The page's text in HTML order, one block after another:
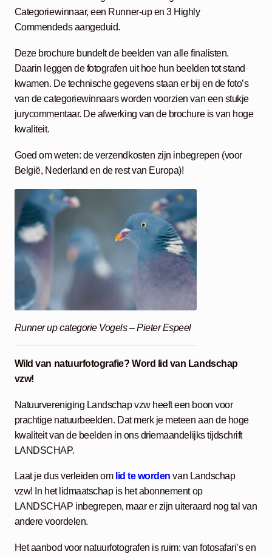
Categoriewinnaar, een Runner-up en 3 Highly
Commendeds aangeduid.
Deze brochure bundelt de beelden van alle finalisten.
Daarin leggen de fotografen uit hoe hun beelden tot stand
kwamen. De technische gegevens staan er bij en de foto’s
van de categoriewinnaars worden voorzien van een stukje
jurycommentaar. De afwerking van de brochure is van hoge
kwaliteit.
Goed om weten: de verzendkosten zijn inbegrepen (voor
België, Nederland en de rest van Europa)!
Runner up categorie Vogels – Pieter Espeel
Wild van natuurfotografie? Word lid van Landschap
vzw!
Natuurvereniging Landschap vzw heeft een boon voor
prachtige natuurbeelden. Dat merk je meteen aan de hoge
kwaliteit van de beelden in ons driemaandelijks tijdschrift
LANDSCHAP.
Laat je dus verleiden om lid te worden van Landschap
vzw! In het lidmaatschap is het abonnement op
LANDSCHAP inbegrepen, maar er zijn uiteraard nog tal van
andere voordelen.
Het aanbod voor natuurfotografen is ruim: van fotosafari’s en